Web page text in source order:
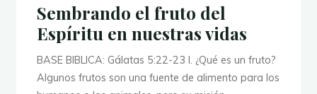
Sembrando el fruto del
Espíritu en nuestras vidas
BASE BIBLICA: Gálatas 5:22-23 I. ¿Qué es un fruto?
Algunos frutos son una fuente de alimento para los